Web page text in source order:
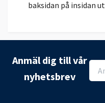
baksidan på insidan
Anmäl dig till vår
nyhetsbrev